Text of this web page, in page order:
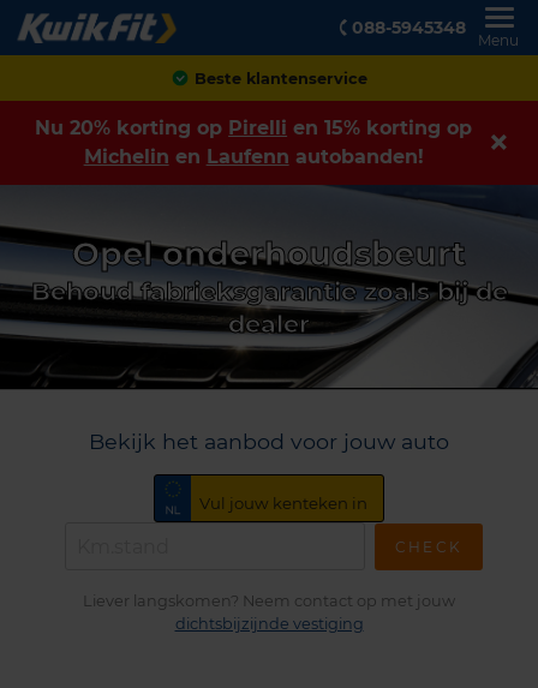
088-5945348
Menu
Achteraf betalen
Nu 20% korting op Pirelli en 15% korting op
Michelin en Laufenn autobanden!
Opel onderhoudsbeurt
Behoud fabrieksgarantie zoals bij de
dealer
Bekijk het aanbod voor jouw auto
CHECK
Liever langskomen? Neem contact op met jouw
dichtsbijzijnde vestiging